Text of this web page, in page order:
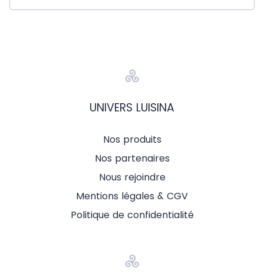
UNIVERS LUISINA
Nos produits
Nos partenaires
Nous rejoindre
Mentions légales & CGV
Politique de confidentialité